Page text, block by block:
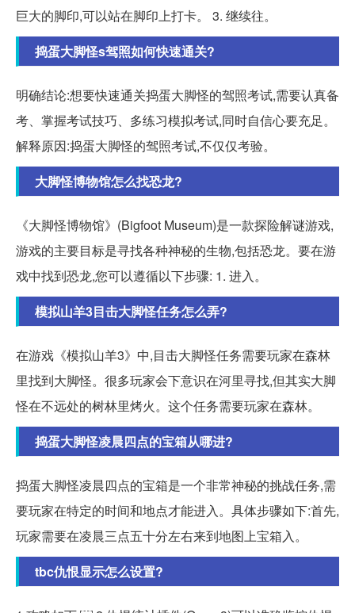
巨大的脚印,可以站在脚印上打卡。 3. 继续往。
捣蛋大脚怪s驾照如何快速通关?
明确结论:想要快速通关捣蛋大脚怪的驾照考试,需要认真备
考、掌握考试技巧、多练习模拟考试,同时自信心要充足。
解释原因:捣蛋大脚怪的驾照考试,不仅仅考验。
大脚怪博物馆怎么找恐龙?
《大脚怪博物馆》(Bigfoot Museum)是一款探险解谜游戏,
游戏的主要目标是寻找各种神秘的生物,包括恐龙。要在游
戏中找到恐龙,您可以遵循以下步骤: 1. 进入。
模拟山羊3目击大脚怪任务怎么弄?
在游戏《模拟山羊3》中,目击大脚怪任务需要玩家在森林
里找到大脚怪。很多玩家会下意识在河里寻找,但其实大脚
怪在不远处的树林里烤火。这个任务需要玩家在森林。
捣蛋大脚怪凌晨四点的宝箱从哪进?
捣蛋大脚怪凌晨四点的宝箱是一个非常神秘的挑战任务,需
要玩家在特定的时间和地点才能进入。具体步骤如下:首先,
玩家需要在凌晨三点五十分左右来到地图上宝箱入。
tbc仇恨显示怎么设置?